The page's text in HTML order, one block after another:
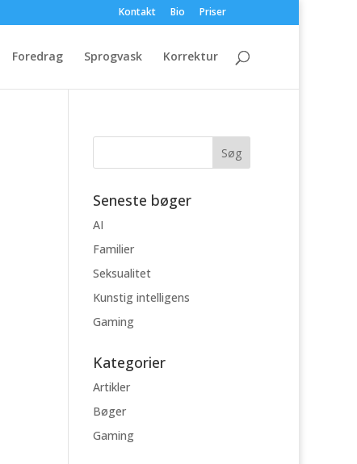
Kontakt Bio Priser
Foredrag Sprogvask Korrektur
Seneste bøger
AI
Familier
Seksualitet
Kunstig intelligens
Gaming
Kategorier
Artikler
Bøger
Gaming